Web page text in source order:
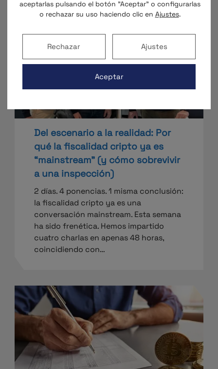
Del escenario a la realidad: Por
qué la fiscalidad cripto ya es
“mainstream” (y cómo sobrevivir
a una inspección)
2 días. 4 ponencias. 1 misma conclusión:
la fiscalidad cripto ya es una
conversación mainstream. Esta semana
ha sido frenética. Hemos impartido
cuatro charlas en apenas 48 horas,
coincidiendo con…
aceptarlas pulsando el botón "Aceptar" o configurarlas
o rechazar su uso haciendo clic en Ajustes.
Aceptar
Rechazar Ajustes